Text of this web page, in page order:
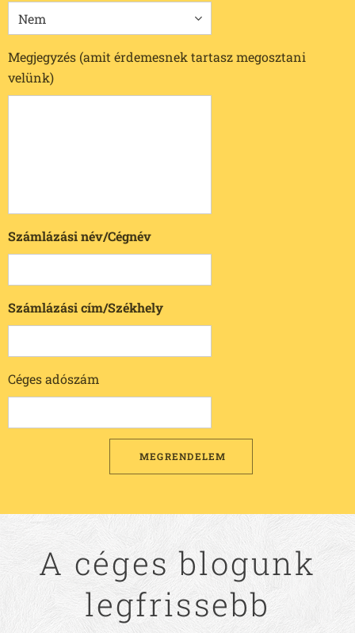
Megjegyzés (amit érdemesnek tartasz megosztani
velünk)
Számlázási név/Cégnév
Számlázási cím/Székhely
Céges adószám
MEGRENDELEM
A céges blogunk
legfrissebb